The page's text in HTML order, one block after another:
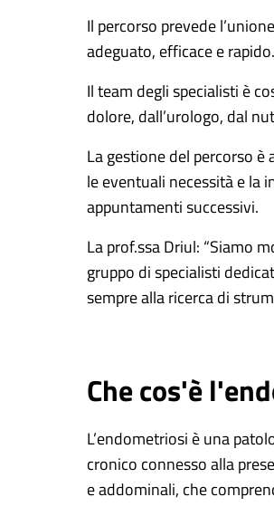
Il percorso prevede
adeguato, efficace e rapido.
Il team degli specialisti è
dolore, dall’urologo, dal
La gestione del percorso
le eventuali necessità e la
appuntamenti successivi.
La prof.ssa Driul: “Siamo
gruppo di specialisti
sempre alla ricerca di
Che cos'è
L’endometriosi è una
cronico connesso alla
e addominali, che